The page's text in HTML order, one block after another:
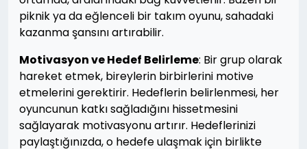
piknik ya da eğlenceli bir takım oyunu, sahadaki
kazanma şansını artırabilir.
Motivasyon ve Hedef Belirleme: Bir grup olarak
hareket etmek, bireylerin birbirlerini motive
etmelerini gerektirir. Hedeflerin belirlenmesi, her
oyuncunun katkı sağladığını hissetmesini
sağlayarak motivasyonu artırır. Hedeflerinizi
paylaştığınızda, o hedefe ulaşmak için birlikte